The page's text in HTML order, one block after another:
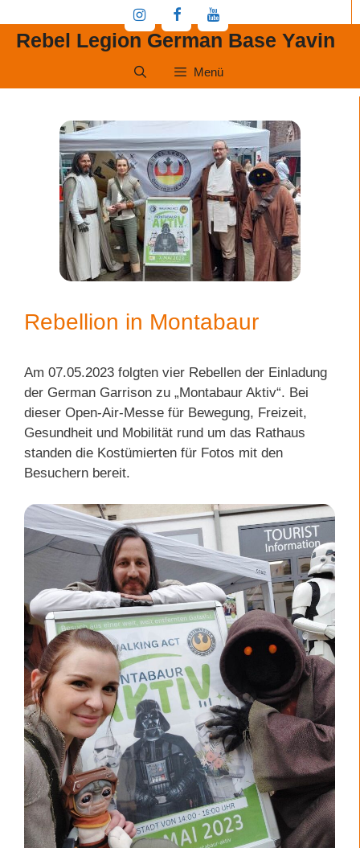
Inhalt
springen
Rebel Legion German Base Yavin
Menü
Rebellion in Montabaur
Am 07.05.2023 folgten vier Rebellen der Einladung
der German Garrison zu „Montabaur Aktiv“. Bei
dieser Open-Air-Messe für Bewegung, Freizeit,
Gesundheit und Mobilität rund um das Rathaus
standen die Kostümierten für Fotos mit den
Besuchern bereit.